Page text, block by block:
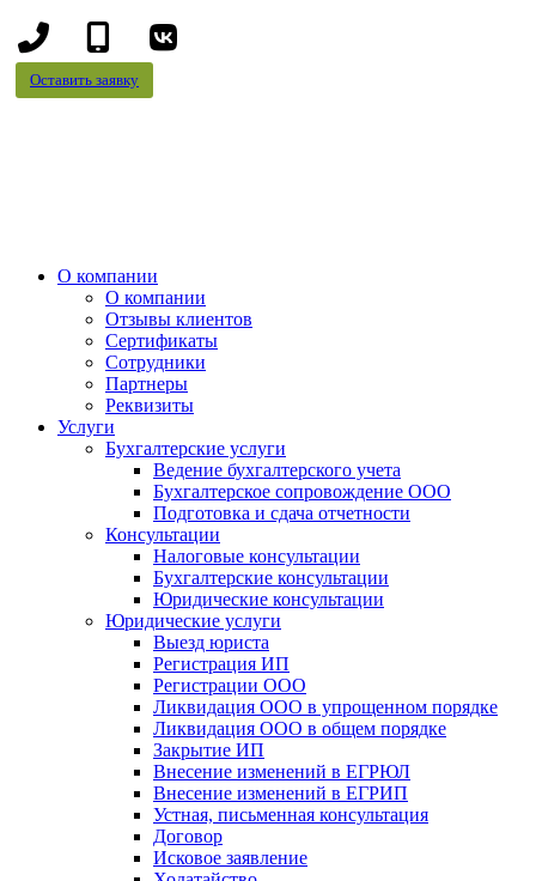
+7
(8442)
+7
(995)
Оставить заявку
О компании
О компании
Отзывы клиентов
Сертификаты
Сотрудники
Партнеры
Реквизиты
Услуги
Бухгалтерские услуги
Ведение бухгалтерского учета
Бухгалтерское сопровождение ООО
Подготовка и сдача отчетности
Консультации
Налоговые консультации
Бухгалтерские консультации
Юридические консультации
Юридические услуги
Выезд юриста
Регистрация ИП
Регистрации ООО
Ликвидация ООО в упрощенном порядке
Ликвидация ООО в общем порядке
Закрытие ИП
Внесение изменений в ЕГРЮЛ
Внесение изменений в ЕГРИП
Устная, письменная консультация
Договор
Исковое заявление